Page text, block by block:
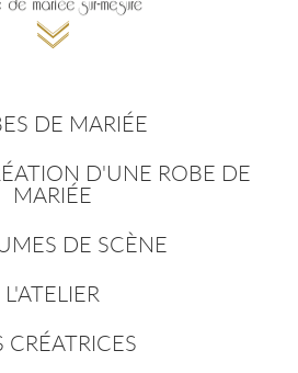
DE MARIÉE
D'UNE ROBE DE
MARIÉE
DE SCÈNE
L'ATELIER
CRÉATRICES